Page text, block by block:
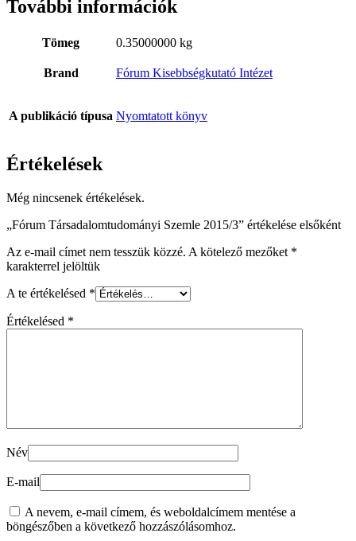
További információk
Tömeg 0.35000000 kg
Brand Fórum Kisebbségkutató Intézet
A publikáció típusa Nyomtatott könyv
Értékelések
Még nincsenek értékelések.
„Fórum Társadalomtudományi Szemle 2015/3” értékelése elsőként
Az e-mail címet nem tesszük közzé. A kötelező mezőket *
karakterrel jelöltük
A te értékelésed *
Értékelésed *
Név
E-mail
A nevem, e-mail címem, és weboldalcímem mentése a
böngészőben a következő hozzászólásomhoz.